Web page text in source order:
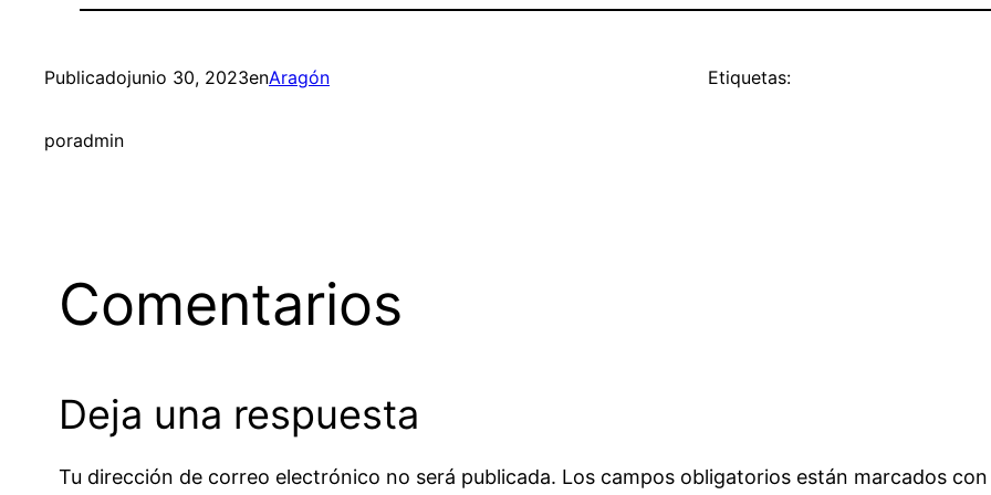
Publicadojunio 30, 2023enAragón
poradmin
Etiquetas:
Comentarios
Deja una respuesta
Tu dirección de correo electrónico no será publicada. Los campos obligatorios están marcados